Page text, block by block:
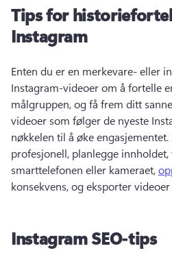
Tips for
Instagram
Enten du er en merkevare- eller
Instagram-videoer om å fortelle
målgruppen, og få frem ditt
videoer som følger de nyeste
nøkkelen til å øke engasjementet.
profesjonell, planlegge
smarttelefonen eller kameraet,
konsekvens, og eksporter
Instagram SEO-tips